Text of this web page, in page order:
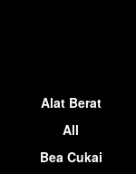
Alat Berat
All
Bea Cukai